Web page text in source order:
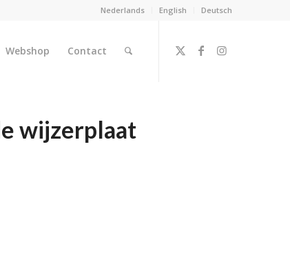
Nederlands English Deutsch
Webshop Contact
wijzerplaat